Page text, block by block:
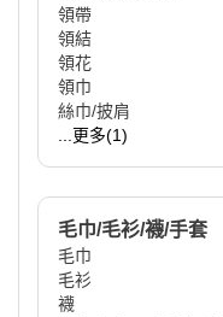
領帶
領結
領花
領巾
絲巾/披肩
...更多(1)
毛巾/毛衫/襪/手套
毛巾
毛衫
襪